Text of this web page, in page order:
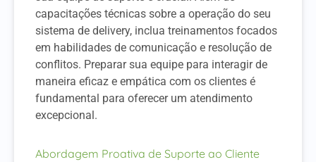
capacitações técnicas sobre a operação do seu
sistema de delivery, inclua treinamentos focados
em habilidades de comunicação e resolução de
conflitos. Preparar sua equipe para interagir de
maneira eficaz e empática com os clientes é
fundamental para oferecer um atendimento
excepcional.
Abordagem Proativa de Suporte ao Cliente